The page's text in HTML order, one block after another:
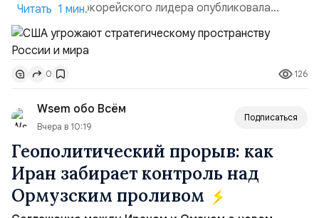
сестра северокорейского лидера опубликовала
заявление для прессы в ответ на проведение Токио
совместных с флотом США запусков крылатых ракет
Томагавк.«Япония отбросила обманчивую видимость
„исключительно оборонительной страны“ и выносит
вопрос о собственном ядерном вооружении на
всеобщее обозрение, одновреме...
Читать 1 мин.
0 126
Wsem обо Всём
Вчера в 10:19
Подписаться
Геополитический прорыв: как
Иран забирает контроль над
Ормузским проливом